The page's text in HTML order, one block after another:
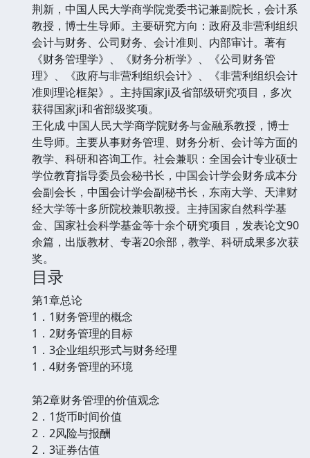
荆新，中国人民大学商学院党委书记兼副院长，会计系
教授，博士生导师。主要研究方向：政府及非营利组织
会计与财务、公司财务、会计准则、内部审计。著有
《财务管理学》、《财务分析学》、《公司财务管
理》、《政府与非营利组织会计》、《非营利组织会计
准则理论框架》。主持国家ji及省部级研究项目，多次
获得国家ji和省部级奖项。
王化成 中国人民大学商学院财务与金融系教授，博士
生导师。主要从事财务管理、财务分析、会计等方面的
教学、科研和咨询工作。社会兼职：全国会计专业硕士
学位教育指导委员会秘书长，中国会计学会财务成本分
会副会长，中国会计学会副秘书长，东南大学、天津财
经大学等十多所院校兼职教授。主持国家自然科学基
金、国家社会科学基金等十余个研究项目，发表论文90
余篇，出版教材、专著20余部，教学、科研成果多次获
奖。
目录
第1章总论
1．1财务管理的概念
1．2财务管理的目标
1．3企业组织形式与财务经理
1．4财务管理的环境
第2章财务管理的价值观念
2．1货币时间价值
2．2风险与报酬
2．3证券估值